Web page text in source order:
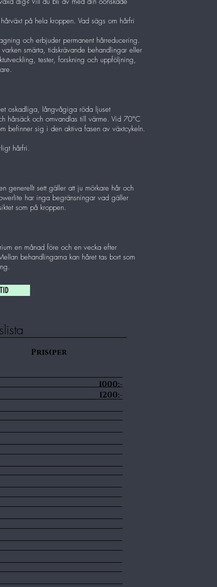
på hela kroppen. Vad sägs om hårfri
och erbjuder permanent hårreducering.
smärta, tidskrävande behandlingar eller
tester, forskning och uppföljning,
oskadliga, långvågiga röda ljuset
hårsäck och omvandlas till värme. Vid 70°C
befinner sig i den aktiva fasen av växtcykeln.
hårfri.
generellt sett gäller att ju mörkare hår och
har inga begränsningar vad gäller
som på kroppen.
en månad före och en vecka efter
behandlingarna kan håret tas bort som
1000:-
haka
Skägg
bikini
lår
bikini